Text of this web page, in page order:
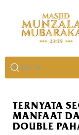
TERNYATA
MANFAAT
DOUBLE